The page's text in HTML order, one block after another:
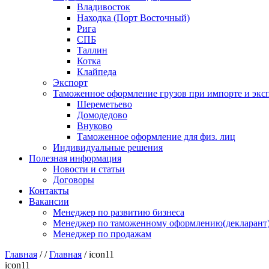
Владивосток
Находка (Порт Восточный)
Рига
СПБ
Таллин
Котка
Клайпеда
Экспорт
Таможенное оформление грузов при импорте и
Шереметьево
Домодедово
Внуково
Таможенное оформление для физ. лиц
Индивидуальные решения
Полезная информация
Новости и статьи
Договоры
Контакты
Вакансии
Менеджер по развитию бизнеса
Менеджер по таможенному
Менеджер по продажам
Главная //Главная /icon11
icon11